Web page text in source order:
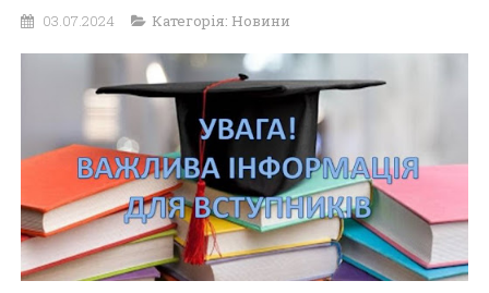
03.07.2024 Категорія: Новини